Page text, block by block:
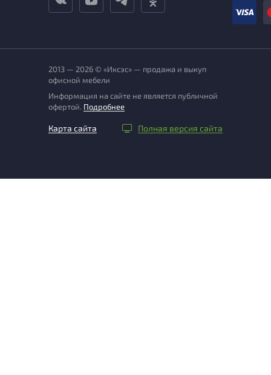
2013 — 2026 © «Иксэс» — продажа и выкуп
офисной мебели
Информация на сайте не является публичной
офертой. Подробнее
Карта сайта Полная версия сайта